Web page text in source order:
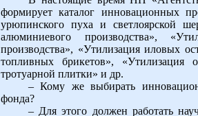
формирует каталог инновационных
урюпинского пуха и светлоярской
алюминиевого производства»,
производства», «Утилизация иловых
топливных брикетов», «Утилизация
тротуарной плитки» и др.
– Кому же выбирать
фонда?
– Для этого должен работать